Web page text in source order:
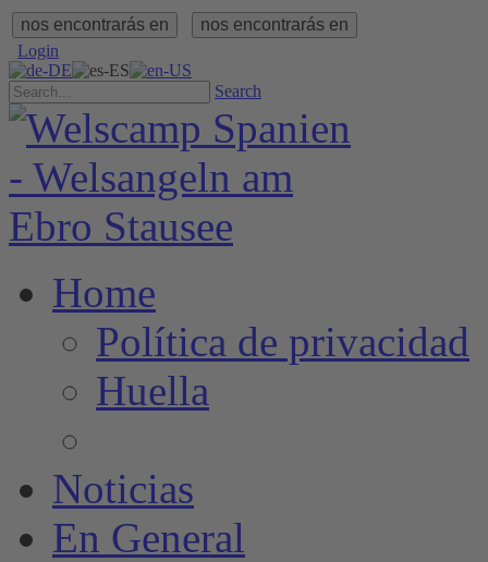
nos encontrarás en
nos encontrarás en
Login
Search
Home
Política de privacidad
Huella
Noticias
En General